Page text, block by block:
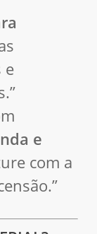
e
e
com a